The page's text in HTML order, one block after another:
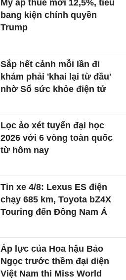
Mỹ áp thuế mới 12,5%, tiểu
bang kiện chính quyền
Trump
Sắp hết cảnh mỗi lần đi
khám phải 'khai lại từ đầu'
nhờ Sổ sức khỏe điện tử
Lọc ảo xét tuyển đại học
2026 với 6 vòng toàn quốc
từ hôm nay
Tin xe 4/8: Lexus ES điện
chạy 685 km, Toyota bZ4X
Touring đến Đông Nam Á
Áp lực của Hoa hậu Bảo
Ngọc trước thềm đại diện
Việt Nam thi Miss World